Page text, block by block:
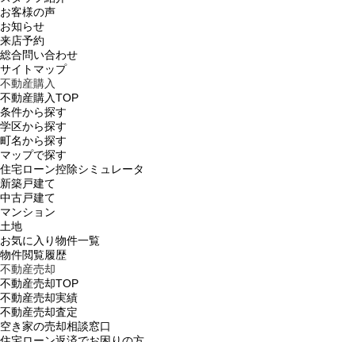
お客様の声
お知らせ
来店予約
総合問い合わせ
サイトマップ
不動産購入
不動産購入TOP
条件から探す
学区から探す
町名から探す
マップで探す
住宅ローン控除シミュレータ
新築戸建て
中古戸建て
マンション
土地
お気に入り物件一覧
物件閲覧履歴
不動産売却
不動産売却TOP
不動産売却実績
不動産売却査定
空き家の売却相談窓口